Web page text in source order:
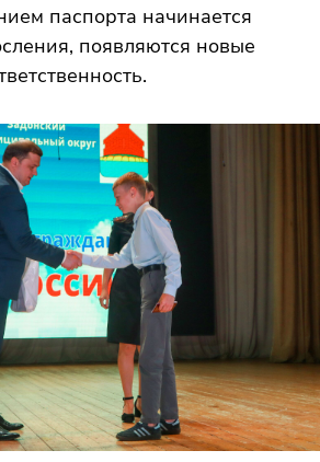
паспорта начинается
появляются новые